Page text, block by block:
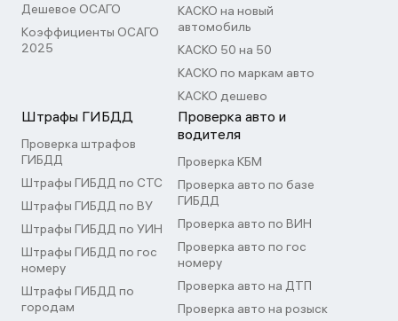
Дешевое ОСАГО
Коэффициенты ОСАГО
2025
КАСКО на новый
автомобиль
КАСКО 50 на 50
КАСКО по маркам авто
КАСКО дешево
Штрафы ГИБДД
Проверка штрафов
ГИБДД
Штрафы ГИБДД по СТС
Штрафы ГИБДД по ВУ
Штрафы ГИБДД по УИН
Штрафы ГИБДД по гос
номеру
Штрафы ГИБДД по
городам
Проверка авто и
водителя
Проверка КБМ
Проверка авто по базе
ГИБДД
Проверка авто по ВИН
Проверка авто по гос
номеру
Проверка авто на ДТП
Проверка авто на розыск